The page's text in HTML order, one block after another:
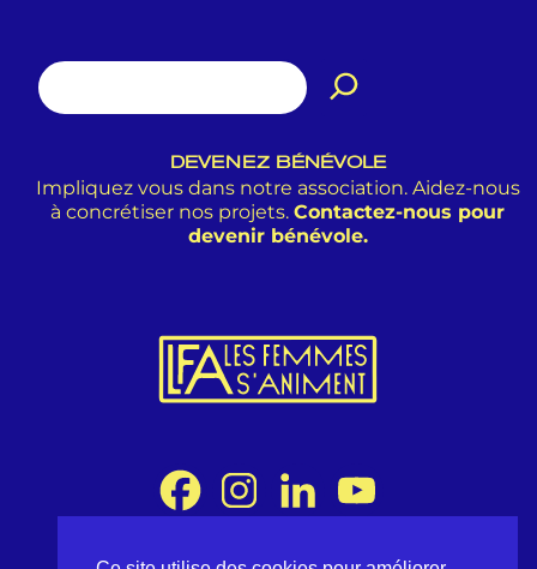
DEVENEZ BÉNÉVOLE
Impliquez vous dans notre association. Aidez-nous
à concrétiser nos projets. Contactez-nous pour
devenir bénévole.